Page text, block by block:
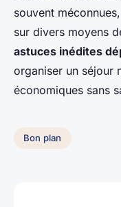
souvent
sur divers moyens
astuces inédites
organiser un séjour
économiques sans
Bon plan